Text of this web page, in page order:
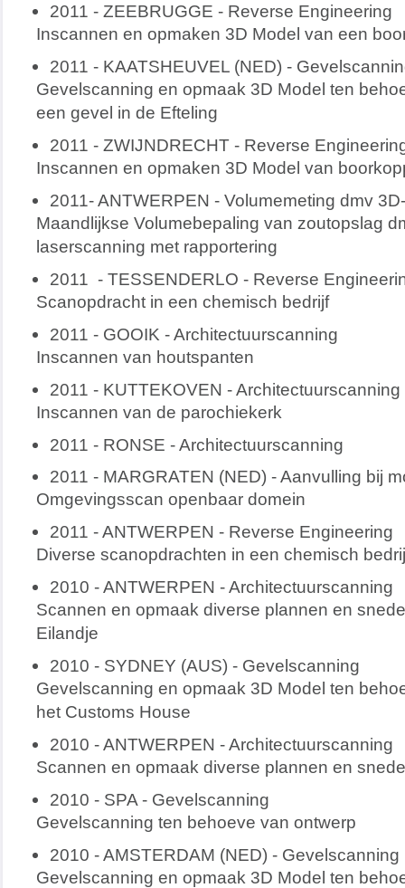
2011 - ZEEBRUGGE - Reverse Engineering
Inscannen en opmaken 3D Model van een
2011 - KAATSHEUVEL (NED) -
Gevelscanning en opmaak 3D Model ten
een gevel in de Efteling
2011 - ZWIJNDRECHT - Reverse
Inscannen en opmaken 3D Model van
2011- ANTWERPEN - Volumemeting dmv
Maandlijkse Volumebepaling van zoutopslag
laserscanning met rapportering
2011 - TESSENDERLO - Reverse
Scanopdracht in een chemisch bedrijf
2011 - GOOIK - Architectuurscanning
Inscannen van houtspanten
2011 - KUTTEKOVEN - Architectuurscanning
Inscannen van de parochiekerk
2011 - RONSE - Architectuurscanning
2011 - MARGRATEN (NED) - Aanvulling bij
Omgevingsscan openbaar domein
2011 - ANTWERPEN - Reverse Engineering
Diverse scanopdrachten in een chemisch
2010 - ANTWERPEN - Architectuurscanning
Scannen en opmaak diverse plannen en
Eilandje
2010 - SYDNEY (AUS) - Gevelscanning
Gevelscanning en opmaak 3D Model ten
het Customs House
2010 - ANTWERPEN - Architectuurscanning
Scannen en opmaak diverse plannen en
2010 - SPA - Gevelscanning
Gevelscanning ten behoeve van ontwerp
2010 - AMSTERDAM (NED) - Gevelscanning
Gevelscanning en opmaak 3D Model ten